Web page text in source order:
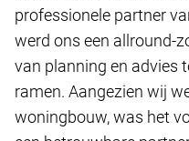
professionele partner
werd ons een allround-
van planning en advies
ramen. Aangezien wij
woningbouw, was het